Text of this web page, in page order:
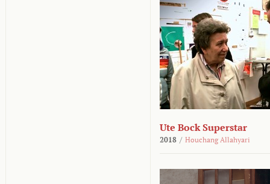
Ute Bock Superstar
2018 / Houchang Allahyari